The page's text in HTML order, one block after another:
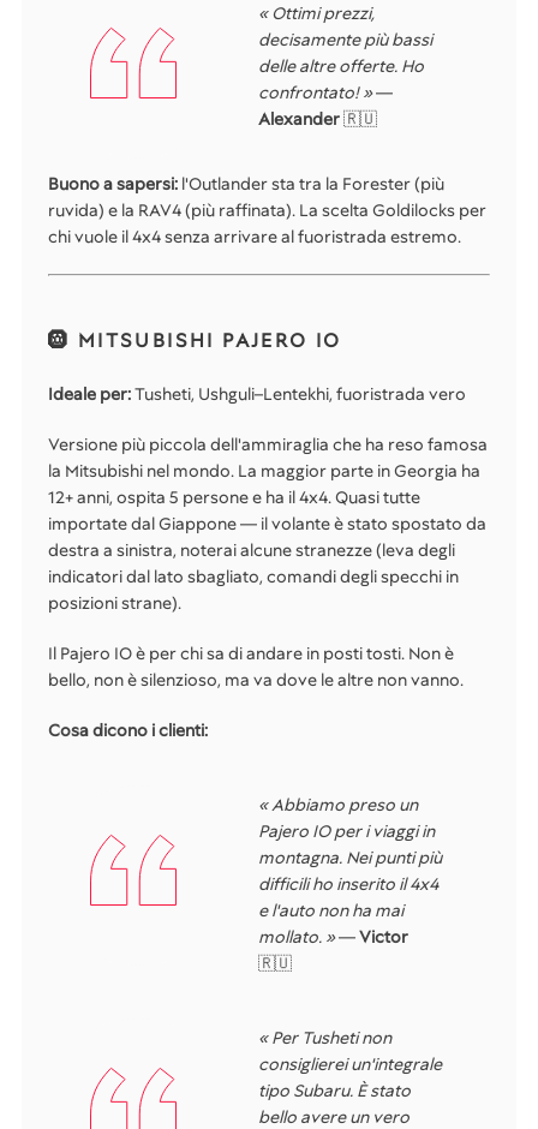
« Ottimi prezzi,
decisamente più bassi
delle altre offerte. Ho
confrontato! »—
Alexander🇷🇺
Buono a sapersi: l'Outlander sta tra la Forester (più
ruvida) e la RAV4 (più raffinata). La scelta Goldilocks per
chi vuole il 4x4 senza arrivare al fuoristrada estremo.
🛞 MITSUBISHI PAJERO IO
Ideale per:Tusheti, Ushguli–Lentekhi, fuoristrada vero
Versione più piccola dell'ammiraglia che ha reso famosa
la Mitsubishi nel mondo. La maggior parte in Georgia ha
12+ anni, ospita 5 persone e ha il 4x4. Quasi tutte
importate dal Giappone — il volante è stato spostato da
destra a sinistra, noterai alcune stranezze (leva degli
indicatori dal lato sbagliato, comandi degli specchi in
posizioni strane).
Il Pajero IO è per chi sa di andare in posti tosti. Non è
bello, non è silenzioso, ma va dove le altre non vanno.
Cosa dicono i clienti:
« Abbiamo preso un
Pajero IO per i viaggi in
montagna. Nei punti più
difficili ho inserito il 4x4
e l'auto non ha mai
mollato. »—Victor
🇷🇺
« Per Tusheti non
consiglierei un'integrale
tipo Subaru. È stato
bello avere un vero